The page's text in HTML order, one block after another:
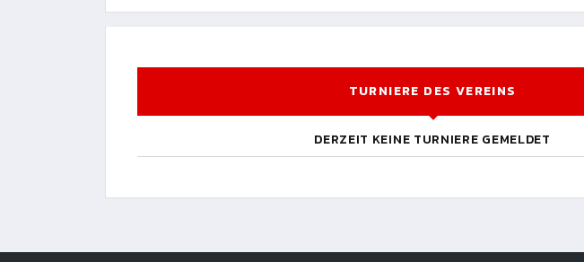
TURNIERE DES VEREINS
DERZEIT KEINE TURNIERE GEMELDET